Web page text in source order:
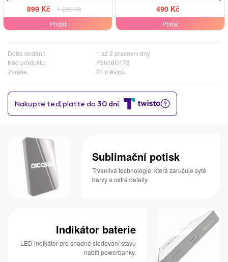
899 Kč
1 290 Kč
Přidat
490 Kč
Přidat
Doba dodání:
1 až 2 pracovní dny
Kód produktu:
P5658D178
Záruka:
24 měsíců
Sublimační potisk
Trvanlivá technologie, která zaručuje syté
barvy a ostré detaily.
Indikátor baterie
LED indikátor pro snadné sledování stavu
nabití powerbanky.